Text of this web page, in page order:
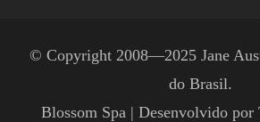
© Copyright 2008—2025 Jane
do Brasil.
Blossom Spa | Desenvolvido por